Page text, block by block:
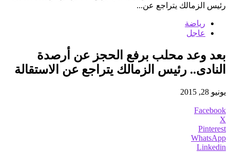
رئيس الزمالك يتراجع عن...
رياضة
عاجل
بعد وعد محلب برفع الحجز عن أرصدة
النادى.. رئيس الزمالك يتراجع عن الاستقالة
يونيو 28, 2015
Facebook
X
Pinterest
WhatsApp
Linkedin